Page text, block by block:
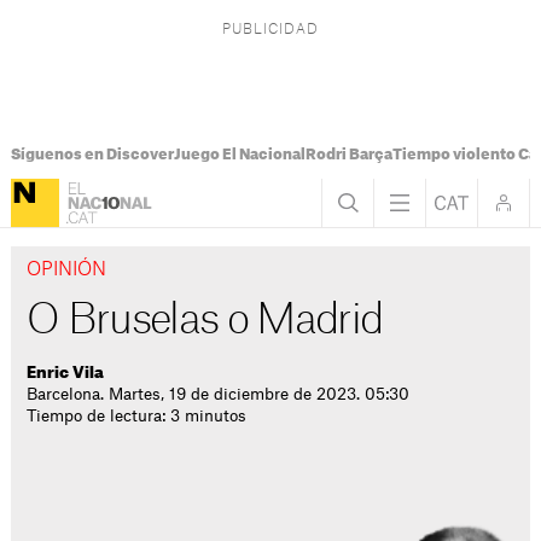
Síguenos en DiscoverJuego El Nacional Rodri BarçaTiempo violento
OPINIÓN
O Bruselas o Madrid
Enric Vila
Barcelona. Martes, 19 de diciembre de 2023. 05:30
Tiempo de lectura: 3 minutos